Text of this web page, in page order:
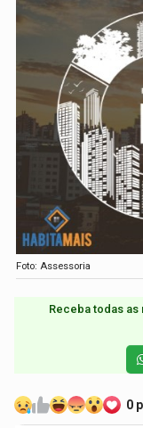
Foto: Assessoria
Receba todas as
0